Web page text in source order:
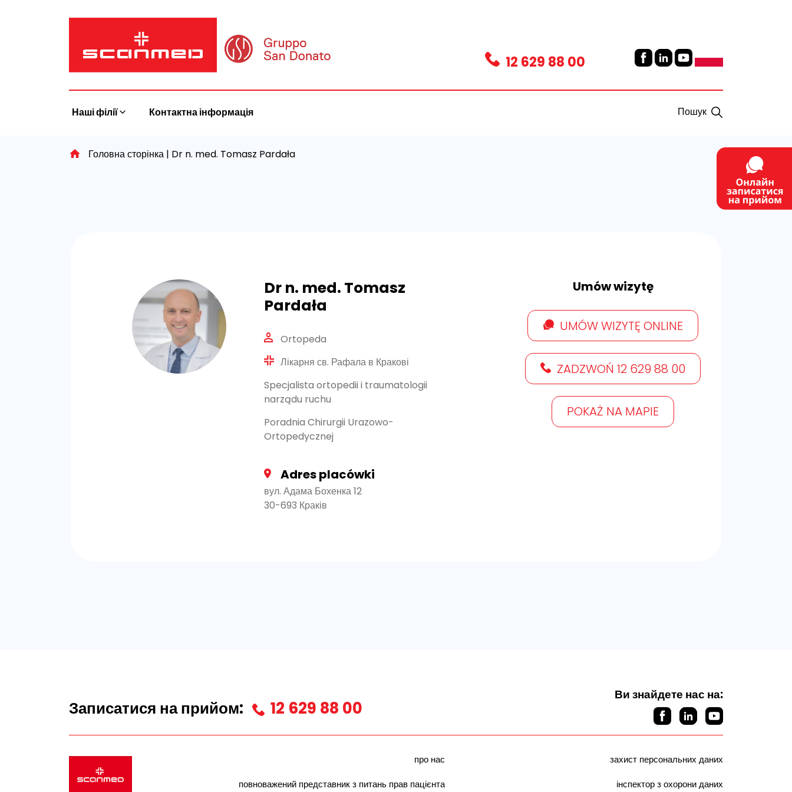
12 629 88 00
Наші філії Контактна інформація Пошук
Головна сторінка | Dr n. med. Tomasz Pardała
Dr n. med. Tomasz
Pardała
Ortopeda
Лікарня св. Рафала в Кракові
Specjalista ortopedii i traumatologii
narządu ruchu
Poradnia Chirurgii Urazowo-
Ortopedycznej
Adres placówki
вул. Адама Бохенка 12
30-693 Краків
Umów wizytę
UMÓW WIZYTĘ ONLINE
ZADZWOŃ 12 629 88 00
POKAŻ NA MAPIE
Записатися на прийом: 12 629 88 00
Ви знайдете нас на:
про нас
повноважений представник з питань прав пацієнта
захист персональних даних
інспектор з охорони даних